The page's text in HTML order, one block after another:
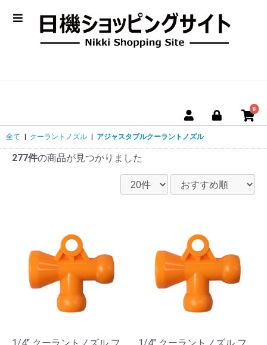
0
全て | クーラントノズル | アジャスタブルクーラントノズル
277件の商品が見つかりました